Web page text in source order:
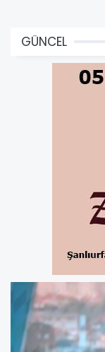
GÜNCEL